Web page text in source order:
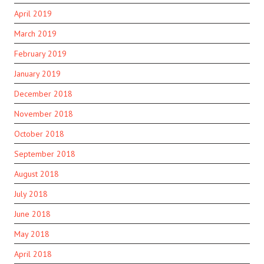
April 2019
March 2019
February 2019
January 2019
December 2018
November 2018
October 2018
September 2018
August 2018
July 2018
June 2018
May 2018
April 2018